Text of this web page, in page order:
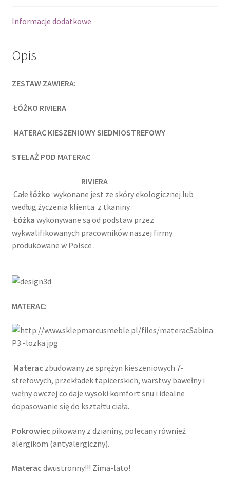
Informacje dodatkowe
Opis
ZESTAW ZAWIERA:
ŁÓŻKO RIVIERA
MATERAC KIESZENIOWY SIEDMIOSTREFOWY
STELAŻ POD MATERAC
RIVIERA
Całe łóżko wykonane jest ze skóry ekologicznej lub
według życzenia klienta z tkaniny .
Łóżka wykonywane są od podstaw przez
wykwalifikowanych pracowników naszej firmy
produkowane w Polsce .
MATERAC:
Materac zbudowany ze sprężyn kieszeniowych 7-
strefowych, przekładek tapicerskich, warstwy bawełny i
wełny owczej co daje wysoki komfort snu i idealne
dopasowanie się do kształtu ciała.
Pokrowiec pikowany z dzianiny, polecany również
alergikom (antyalergiczny).
Materac dwustronny!!! Zima-lato!